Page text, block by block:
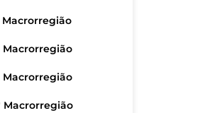
Macrorregião
Macrorregião
Macrorregião
Macrorregião